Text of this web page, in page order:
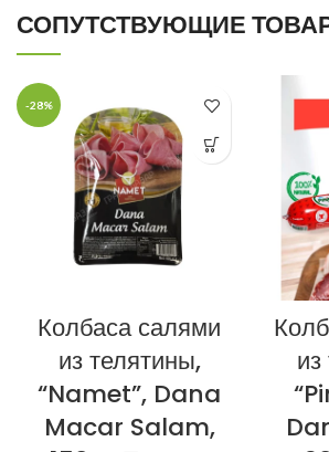
СОПУТСТВУЮЩИЕ
-28%
Колбаса салями
из телятины,
“Namet”, Dana
Macar Salam,